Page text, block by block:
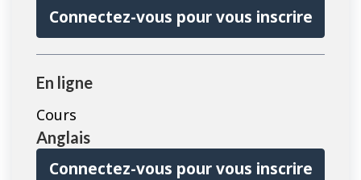
Connectez-vous pour vous inscrire
En ligne
Cours
Anglais
Connectez-vous pour vous inscrire